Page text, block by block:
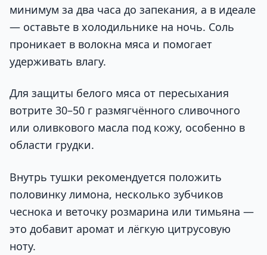
минимум за два часа до запекания, а в идеале
— оставьте в холодильнике на ночь. Соль
проникает в волокна мяса и помогает
удерживать влагу.
Для защиты белого мяса от пересыхания
вотрите 30–50 г размягчённого сливочного
или оливкового масла под кожу, особенно в
области грудки.
Внутрь тушки рекомендуется положить
половинку лимона, несколько зубчиков
чеснока и веточку розмарина или тимьяна —
это добавит аромат и лёгкую цитрусовую
ноту.